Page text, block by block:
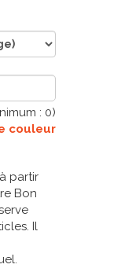
: 0)
couleur
partir
Bon
Il